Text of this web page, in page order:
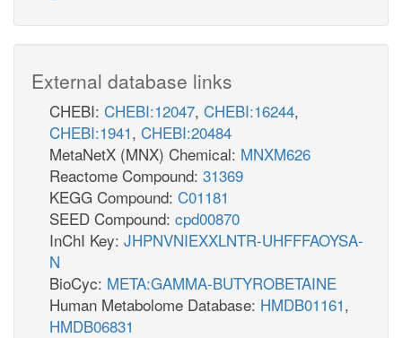
External database links
CHEBI: CHEBI:12047, CHEBI:16244,
CHEBI:1941, CHEBI:20484
MetaNetX (MNX) Chemical: MNXM626
Reactome Compound: 31369
KEGG Compound: C01181
SEED Compound: cpd00870
InChI Key: JHPNVNIEXXLNTR-UHFFFAOYSA-
N
BioCyc: META:GAMMA-BUTYROBETAINE
Human Metabolome Database: HMDB01161,
HMDB06831